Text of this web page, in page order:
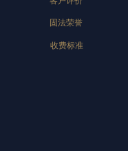
固法荣誉
收费标准